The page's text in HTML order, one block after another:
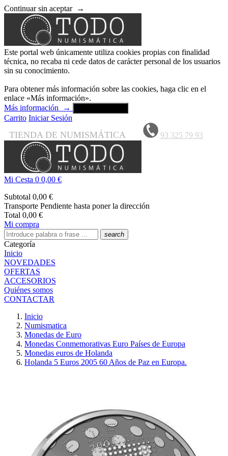
Continuar sin aceptar →
Este portal web únicamente utiliza cookies propias con finalidad
técnica, no recaba ni cede datos de carácter personal de los usuarios
sin su conocimiento.
Para obtener más información sobre las cookies, haga clic en el
enlace «Más información».
Más información
→
Carrito Iniciar Sesión
TIENDA DE NUMISMÁTICA 93 325 79 93
Mi Cesta 0 0,00 €
Subtotal 0,00 €
Transporte Pendiente hasta poner la dirección
Total 0,00 €
Mi compra
search
Categoría
Inicio
NOVEDADES
OFERTAS
ACCESORIOS
Quiénes somos
CONTACTAR
Inicio
Numismatica
Monedas de Euro
Monedas Conmemorativas Euro Países de Europa
Monedas euros de Holanda
Holanda 5 Euros 2005 60 Años de Paz en Europa.